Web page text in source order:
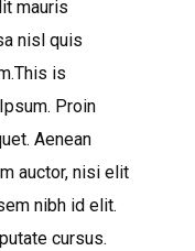
mauris
nisl quis
is
Proin
Aenean
auctor, nisi elit
nibh id elit.
cursus.